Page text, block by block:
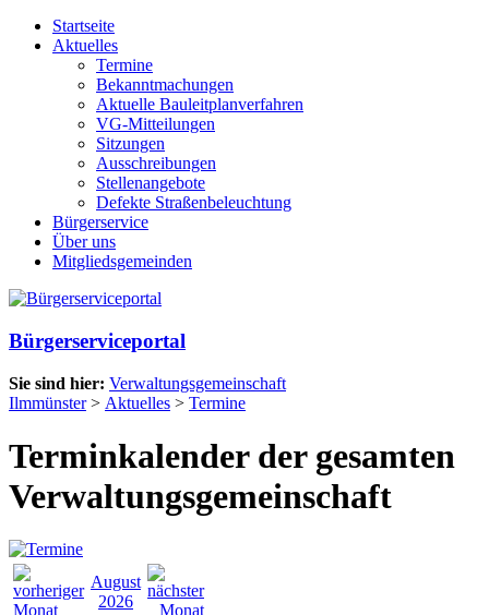
Startseite
Aktuelles
Termine
Bekanntmachungen
Aktuelle Bauleitplanverfahren
VG-Mitteilungen
Sitzungen
Ausschreibungen
Stellenangebote
Defekte Straßenbeleuchtung
Bürgerservice
Über uns
Mitgliedsgemeinden
Bürgerserviceportal
Sie sind hier: Verwaltungsgemeinschaft
Ilmmünster> Aktuelles > Termine
Terminkalender der gesamten
Verwaltungsgemeinschaft
August
2026